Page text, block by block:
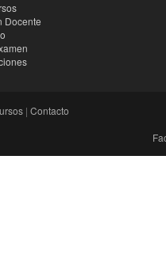
Docente
| Contacto